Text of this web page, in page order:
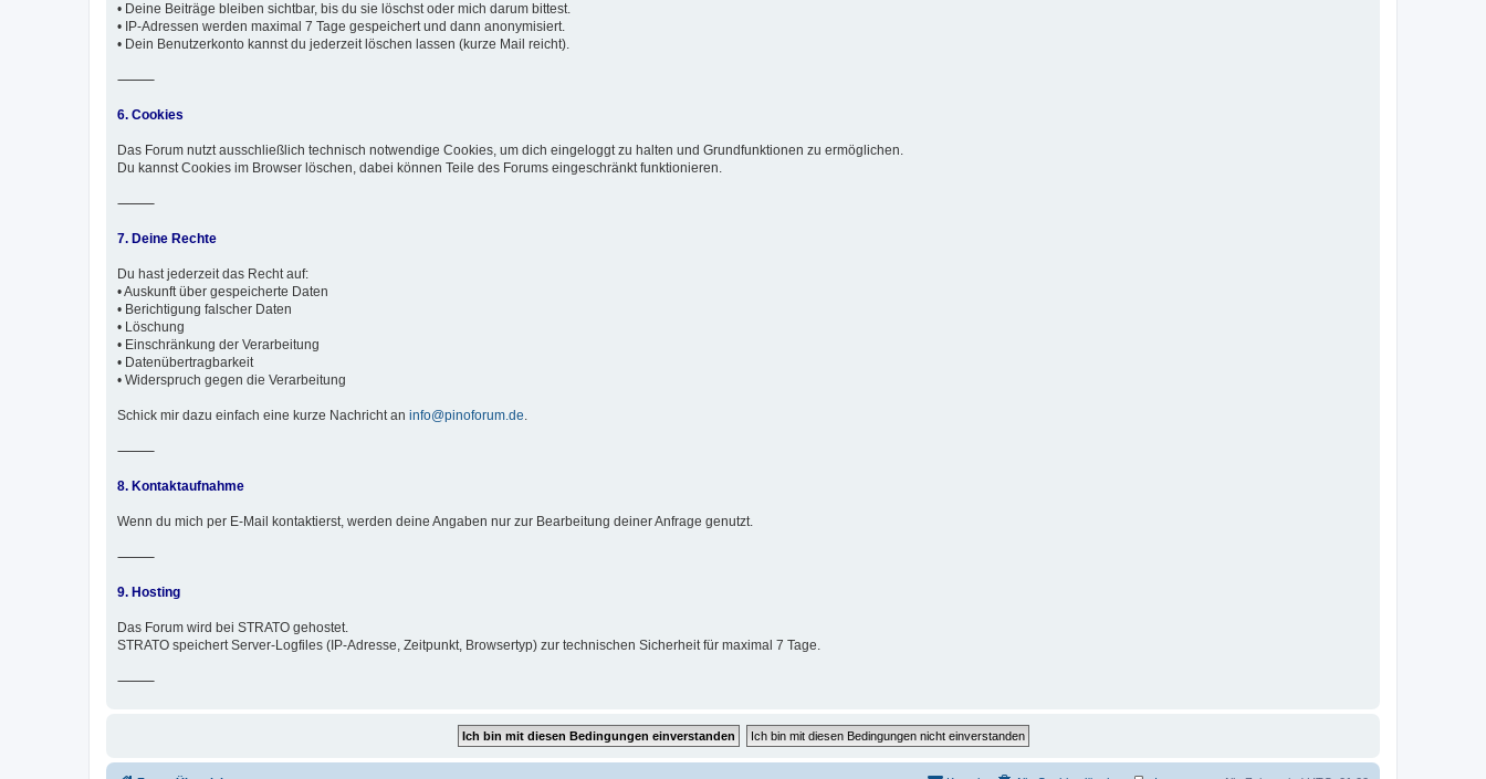
• Deine Beiträge bleiben sichtbar, bis du sie löschst oder mich darum bittest.
• IP-Adressen werden maximal 7 Tage gespeichert und dann anonymisiert.
• Dein Benutzerkonto kannst du jederzeit löschen lassen (kurze Mail reicht).
⸻
6. Cookies
Das Forum nutzt ausschließlich technisch notwendige Cookies, um dich eingeloggt zu halten und Grundfunktionen zu ermöglichen.
Du kannst Cookies im Browser löschen, dabei können Teile des Forums eingeschränkt funktionieren.
⸻
7. Deine Rechte
Du hast jederzeit das Recht auf:
• Auskunft über gespeicherte Daten
• Berichtigung falscher Daten
• Löschung
• Einschränkung der Verarbeitung
• Datenübertragbarkeit
• Widerspruch gegen die Verarbeitung
Schick mir dazu einfach eine kurze Nachricht an info@pinoforum.de.
⸻
8. Kontaktaufnahme
Wenn du mich per E-Mail kontaktierst, werden deine Angaben nur zur Bearbeitung deiner Anfrage genutzt.
⸻
9. Hosting
Das Forum wird bei STRATO gehostet.
STRATO speichert Server-Logfiles (IP-Adresse, Zeitpunkt, Browsertyp) zur technischen Sicherheit für maximal 7 Tage.
⸻